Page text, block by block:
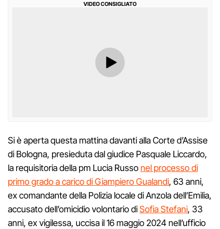
VIDEO CONSIGLIATO
Si è aperta questa mattina davanti alla Corte d’Assise
di Bologna, presieduta dal giudice Pasquale Liccardo,
la requisitoria della pm Lucia Russo nel processo di
primo grado a carico di Giampiero Gualandi, 63 anni,
ex comandante della Polizia locale di Anzola dell’Emilia,
accusato dell’omicidio volontario diSofia Stefani, 33
anni, ex vigilessa, uccisa il 16 maggio 2024 nell’ufficio